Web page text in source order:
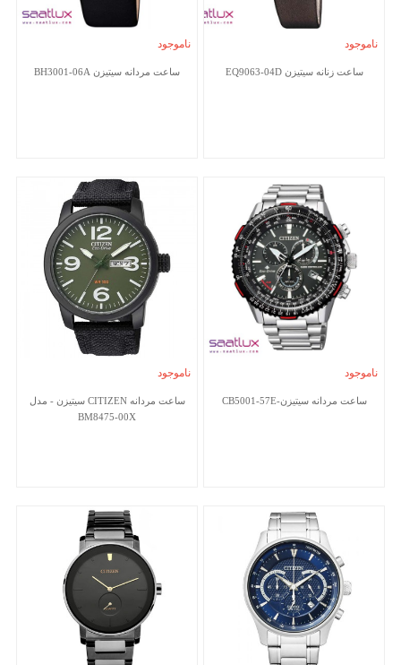
ناموجود
ساعت زنانه سیتیزن EQ9063-04D
ناموجود
ساعت مردانه سیتیزن BH3001-06A
ناموجود
ساعت مردانه سیتیزن-CB5001-57E
ناموجود
ساعت مردانه CITIZEN سیتیزن - مدل
BM8475-00X